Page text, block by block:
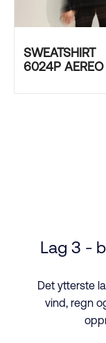
SWEATSHIRT
6024P AEREO
Lag 3 -
Det ytterste
vind, regn